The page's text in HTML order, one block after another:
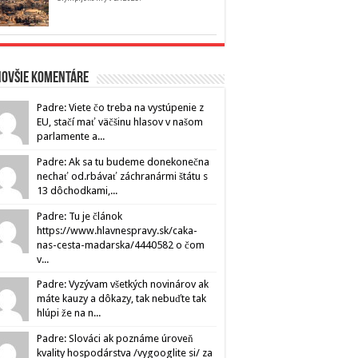
komentáre
Padre: Viete čo treba na vystúpenie z
EU, stačí mať väčšinu hlasov v našom
parlamente a...
Padre: Ak sa tu budeme donekonečna
nechať od.rbávať záchranármi štátu s
13 dôchodkami,...
Padre: Tu je článok
https://www.hlavnespravy.sk/caka-
nas-cesta-madarska/4440582 o čom
v...
Padre: Vyzývam všetkých novinárov ak
máte kauzy a dôkazy, tak nebuďte tak
hlúpi že na n...
Padre: Slováci ak poznáme úroveň
kvality hospodárstva /vygooglite si/ za